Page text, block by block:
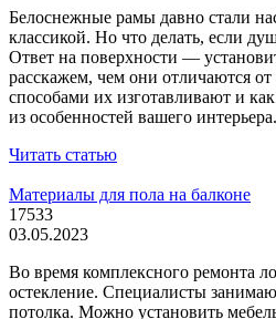
Белоснежные рамы давно стали
классикой. Но что делать, если
Ответ на поверхности —
расскажем, чем они отличаются
способами их изготавливают и
из особенностей вашего интерьера.
Читать статью
Материалы для пола на балконе
17533
03.05.2023
Во время комплексного ремонта
остекление. Специалисты
потолка. Можно установить